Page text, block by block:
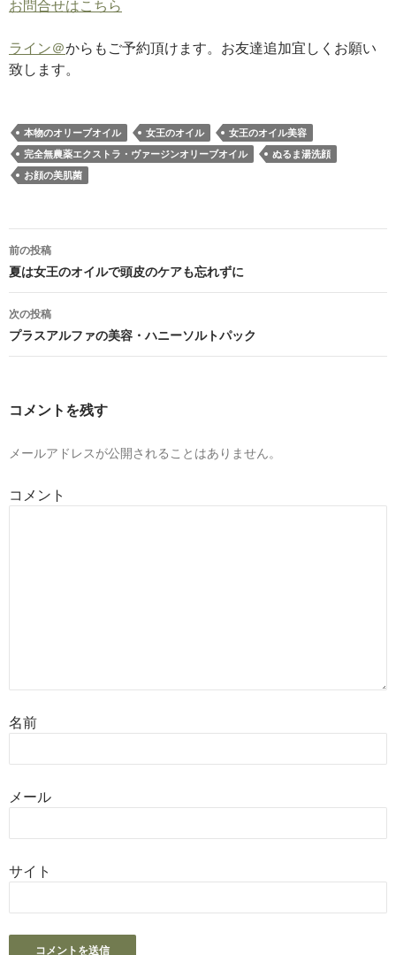
お問合せはこちら
ライン＠からもご予約頂けます。お友達追加宜しくお願い
致します。
本物のオリーブオイル 女王のオイル
女王のオイル美容
完全無農薬エクストラ・ヴァージンオリーブオイル
ぬるま湯洗顔
お顔の美肌菌
投
稿
ナ
ビ
ゲ
ー
ョ
ン
前の投稿
夏は女王のオイルで頭皮のケアも忘れずに
次の投稿
プラスアルファの美容・ハニーソルトパック
コメントを残す
メールアドレスが公開されることはありません。
コメント
名前
メール
サイト